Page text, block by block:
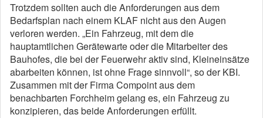
Trotzdem sollten auch die Anforderungen aus dem
Bedarfsplan nach einem KLAF nicht aus den Augen
verloren werden. „Ein Fahrzeug, mit dem die
hauptamtlichen Gerätewarte oder die Mitarbeiter des
Bauhofes, die bei der Feuerwehr aktiv sind, Kleineinsätze
abarbeiten können, ist ohne Frage sinnvoll“, so der KBI.
Zusammen mit der Firma Compoint aus dem
benachbarten Forchheim gelang es, ein Fahrzeug zu
konzipieren, das beide Anforderungen erfüllt.